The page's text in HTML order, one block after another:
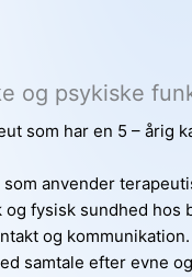
og psykiske
som har en 5 – årig
anvender
fysisk sundhed hos
og kommunikation.
samtale efter evne